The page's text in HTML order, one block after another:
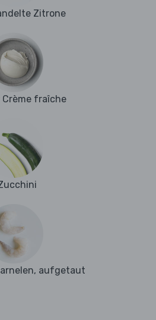
Zitrone
Crème fraîche
aufgetaut